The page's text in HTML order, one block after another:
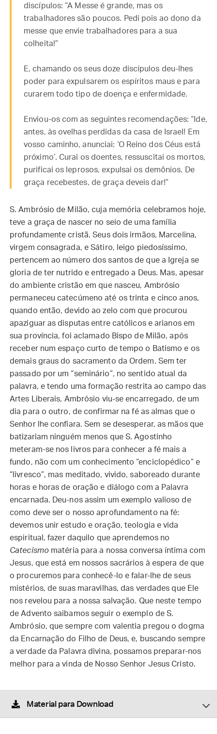
discípulos: “A Messe é grande, mas os
trabalhadores são poucos. Pedi pois ao dono da
messe que envie trabalhadores para a sua
colheita!”
E, chamando os seus doze discípulos deu-lhes
poder para expulsarem os espíritos maus e para
curarem todo tipo de doença e enfermidade.
Enviou-os com as seguintes recomendações: “Ide,
antes, às ovelhas perdidas da casa de Israel! Em
vosso caminho, anunciai: ‘O Reino dos Céus está
próximo’. Curai os doentes, ressuscitai os mortos,
purificai os leprosos, expulsai os demônios. De
graça recebestes, de graça deveis dar!”
S. Ambrósio de Milão, cuja memória celebramos hoje,
teve a graça de nascer no seio de uma família
profundamente cristã. Seus dois irmãos, Marcelina,
virgem consagrada, e Sátiro, leigo piedosíssimo,
pertencem ao número dos santos de que a Igreja se
gloria de ter nutrido e entregado a Deus. Mas, apesar
do ambiente cristão em que nasceu, Ambrósio
permaneceu catecúmeno até os trinta e cinco anos,
quando então, devido ao zelo com que procurou
apaziguar as disputas entre católicos e arianos em
sua província, foi aclamado Bispo de Milão, após
receber num espaço curto de tempo o Batismo e os
demais graus do sacramento da Ordem. Sem ter
passado por um “seminário”, no sentido atual da
palavra, e tendo uma formação restrita ao campo das
Artes Liberais, Ambrósio viu-se encarregado, de um
dia para o outro, de confirmar na fé as almas que o
Senhor lhe confiara. Sem se desesperar, as mãos que
batizariam ninguém menos que S. Agostinho
meteram-se nos livros para conhecer a fé mais a
fundo, não com um conhecimento “enciclopédico” e
“livresco”, mas meditado, vivido, saboreado durante
horas e horas de oração e diálogo com a Palavra
encarnada. Deu-nos assim um exemplo valioso de
como deve ser o nosso aprofundamento na fé:
devemos unir estudo e oração, teologia e vida
espiritual, fazer daquilo que aprendemos no
Catecismomatéria para a nossa conversa íntima com
Jesus, que está em nossos sacrários à espera de que
o procuremos para conhecê-lo e falar-lhe de seus
mistérios, de suas maravilhas, das verdades que Ele
nos revelou para a nossa salvação. Que neste tempo
de Advento saibamos seguir o exemplo de S.
Ambrósio, que sempre com valentia pregou o dogma
da Encarnação do Filho de Deus, e, buscando sempre
a verdade da Palavra divina, possamos preparar-nos
melhor para a vinda de Nosso Senhor Jesus Cristo.
Material para Download